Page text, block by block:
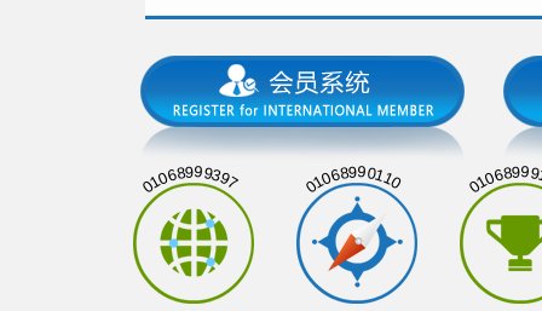
01068999397 01068990110